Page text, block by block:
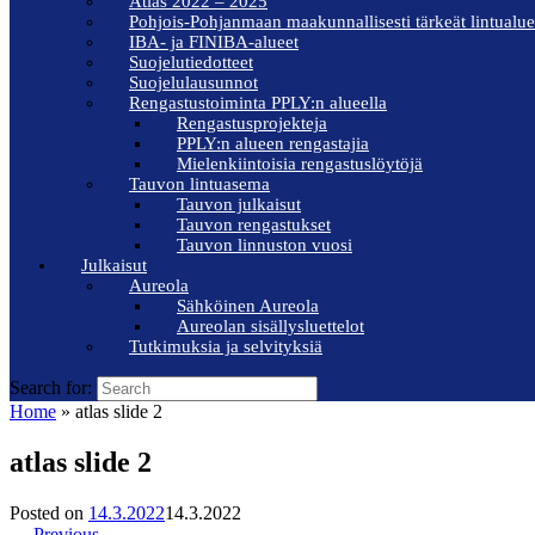
Pohjois-Pohjanmaan maakunnallisesti tärkeät
IBA- ja FINIBA-alueet
Suojelutiedotteet
Suojelulausunnot
Rengastustoiminta PPLY:n alueella
Rengastusprojekteja
PPLY:n alueen rengastajia
Mielenkiintoisia rengastuslöytöjä
Tauvon lintuasema
Tauvon julkaisut
Tauvon rengastukset
Tauvon linnuston vuosi
Julkaisut
Aureola
Sähköinen Aureola
Aureolan sisällysluettelot
Tutkimuksia ja selvityksiä
Search for:
Home » atlas slide 2
atlas slide 2
Posted on 14.3.202214.3.2022